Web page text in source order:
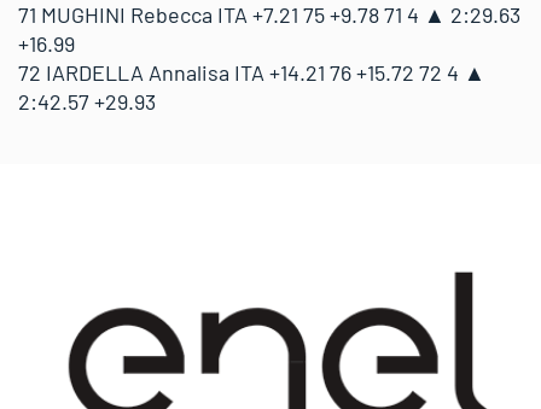
71 MUGHINI Rebecca ITA +7.21 75 +9.78 71 4 ▲ 2:29.63
+16.99
72 IARDELLA Annalisa ITA +14.21 76 +15.72 72 4 ▲
2:42.57 +29.93